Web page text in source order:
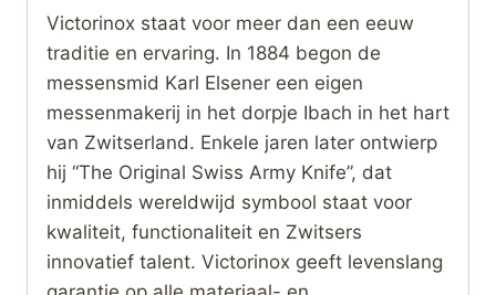
Victorinox staat voor meer dan een eeuw
traditie en ervaring. In 1884 begon de
messensmid Karl Elsener een eigen
messenmakerij in het dorpje Ibach in het hart
van Zwitserland. Enkele jaren later ontwierp
hij “The Original Swiss Army Knife”, dat
inmiddels wereldwijd symbool staat voor
kwaliteit, functionaliteit en Zwitsers
innovatief talent. Victorinox geeft levenslang